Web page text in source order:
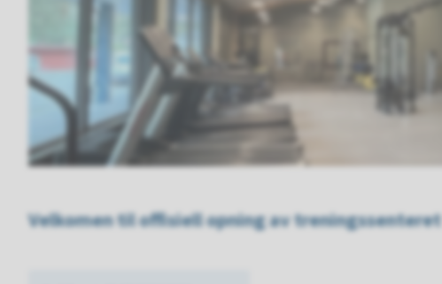
Velkomen til offisiell opning av